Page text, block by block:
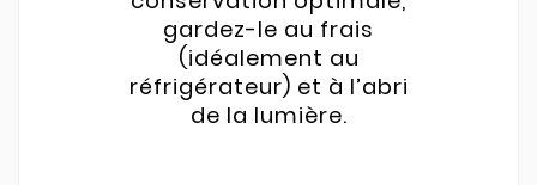
gardez-le au frais
(idéalement au
réfrigérateur) et à l’abri
de la lumière.